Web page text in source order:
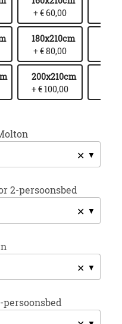
+ € 60,00
180x210cm
+ € 80,00
200x210cm
+ € 100,00
✕
2-persoonsbed
✕
✕